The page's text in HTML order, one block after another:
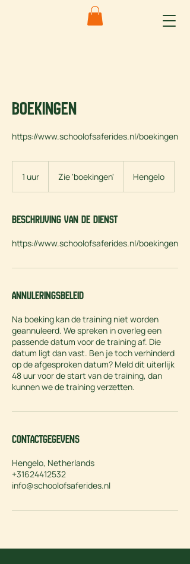
Boekingen
https://www.schoolofsaferides.nl/boekingen
1 uur Zie 'boekingen' Hengelo
Beschrijving van de dienst
https://www.schoolofsaferides.nl/boekingen
Annuleringsbeleid
Na boeking kan de training niet worden
geannuleerd. We spreken in overleg een
passende datum voor de training af. Die
datum ligt dan vast. Ben je toch verhinderd
op de afgesproken datum? Meld dit uiterlijk
48 uur voor de start van de training, dan
kunnen we de training verzetten.
Contactgegevens
Hengelo, Netherlands
+31624412532
info@schoolofsaferides.nl